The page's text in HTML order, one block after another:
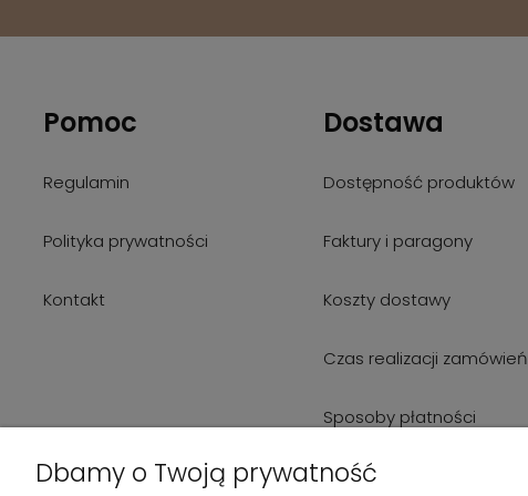
Pomoc
Regulamin
Polityka prywatności
Kontakt
Dostawa
Dostępność produktów
Faktury i paragony
Koszty dostawy
Czas realizacji zamówień
Sposoby płatności
Dbamy o Twoją prywatność